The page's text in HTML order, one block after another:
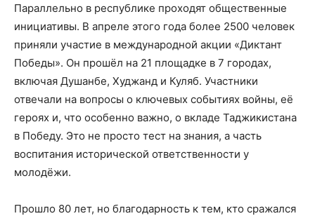
Параллельно в республике проходят общественные
инициативы. В апреле этого года более 2500 человек
приняли участие в международной акции «Диктант
Победы». Он прошёл на 21 площадке в 7 городах,
включая Душанбе, Худжанд и Куляб. Участники
отвечали на вопросы о ключевых событиях войны, её
героях и, что особенно важно, о вкладе Таджикистана
в Победу. Это не просто тест на знания, а часть
воспитания исторической ответственности у
молодёжи.
Прошло 80 лет, но благодарность к тем, кто сражался